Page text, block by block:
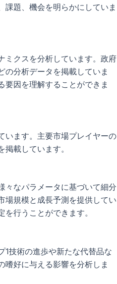
題、機会を明らかにしていま
ミクスを分析しています。政府
分析データを掲載していま
因を理解することができま
います。主要市場プレイヤーの
載しています。
々なパラメータに基づいて細分
場規模と成長予測を提供してい
行うことができます。
1技術の進歩や新たな代替品な
嗜好に与える影響を分析しま